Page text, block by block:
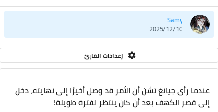
Samy
2025/12/10
إعدادات القارئ
عندما رأى جيانغ تشن أن الأمر قد وصل أخيرًا إلى نهايته، دخل
إلى قصر الكهف بعد أن كان ينتظر لفترة طويلة!